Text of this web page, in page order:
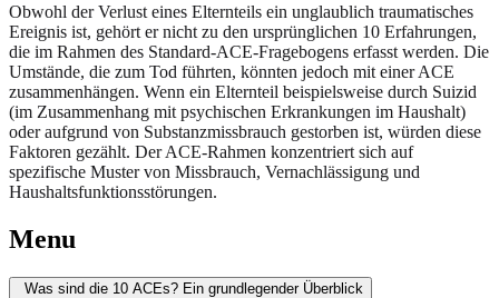
Obwohl der Verlust eines Elternteils ein unglaublich traumatisches
Ereignis ist, gehört er nicht zu den ursprünglichen 10 Erfahrungen,
die im Rahmen des Standard-ACE-Fragebogens erfasst werden. Die
Umstände, die zum Tod führten, könnten jedoch mit einer ACE
zusammenhängen. Wenn ein Elternteil beispielsweise durch Suizid
(im Zusammenhang mit psychischen Erkrankungen im Haushalt)
oder aufgrund von Substanzmissbrauch gestorben ist, würden diese
Faktoren gezählt. Der ACE-Rahmen konzentriert sich auf
spezifische Muster von Missbrauch, Vernachlässigung und
Haushaltsfunktionsstörungen.
Menu
Was sind die 10 ACEs? Ein grundlegender Überblick